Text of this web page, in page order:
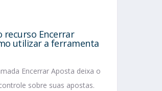
recurso Encerrar
utilizar a ferramenta
Encerrar Aposta deixa o
sobre suas apostas.